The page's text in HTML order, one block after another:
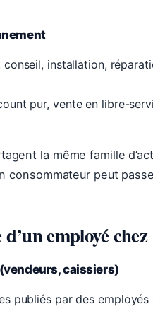
conseil, installation,
pur, vente en libre-
la même famille
peut
d’un employé
caissiers)
publiés par des